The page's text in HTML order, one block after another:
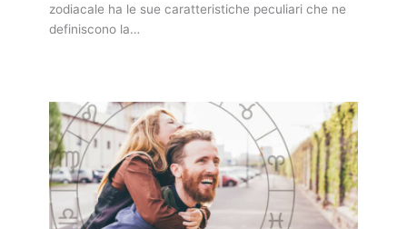
zodiacale ha le sue caratteristiche peculiari che ne
definiscono la…